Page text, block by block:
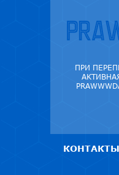
ПРИ
КОНТАКТЫ